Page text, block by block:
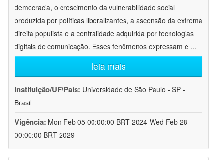
democracia, o crescimento da vulnerabilidade social
produzida por políticas liberalizantes, a ascensão da extrema
direita populista e a centralidade adquirida por tecnologias
digitais de comunicação. Esses fenômenos expressam e ...
leia mais
Instituição/UF/País: Universidade de São Paulo - SP -
Brasil
Vigência: Mon Feb 05 00:00:00 BRT 2024-Wed Feb 28
00:00:00 BRT 2029